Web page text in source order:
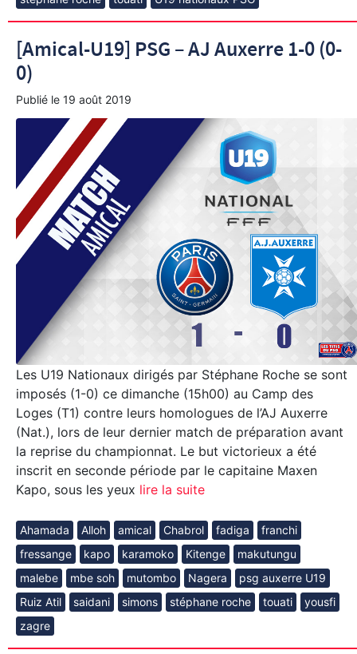
[Amical-U19] PSG – AJ Auxerre 1-0 (0-
0)
Publié le 19 août 2019
Les U19 Nationaux dirigés par Stéphane Roche se sont
imposés (1-0) ce dimanche (15h00) au Camp des
Loges (T1) contre leurs homologues de l’AJ Auxerre
(Nat.), lors de leur dernier match de préparation avant
la reprise du championnat. Le but victorieux a été
inscrit en seconde période par le capitaine Maxen
Kapo, sous les yeux lire la suite
Ahamada Alloh amical Chabrol fadiga
franchi
fressange
kapo karamoko Kitenge
makutungu
malebe
mbe soh mutombo Nagera
psg auxerre U19
Ruiz Atil
saidani simons stéphane roche touati
yousfi
zagre